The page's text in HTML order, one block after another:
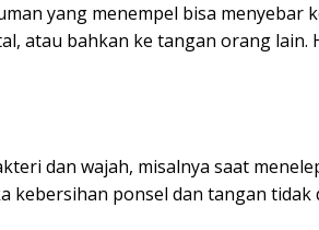
yang menempel bisa menyebar
atau bahkan ke tangan orang lain.
dan wajah, misalnya saat
kebersihan ponsel dan tangan tidak